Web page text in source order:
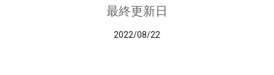
最終更新日
2022/08/22